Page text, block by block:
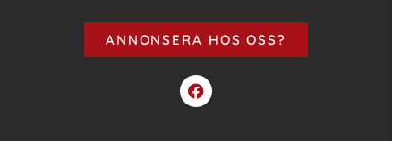
ANNONSERA HOS OSS?